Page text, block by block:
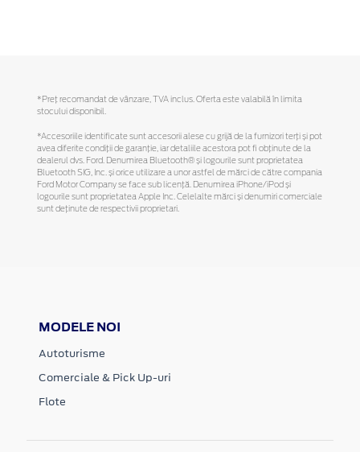
*Preţ recomandat de vânzare, TVA inclus. Oferta este valabilă în limita
stocului disponibil.
*Accesoriile identificate sunt accesorii alese cu grijă de la furnizori terți și pot
avea diferite condiții de garanție, iar detaliile acestora pot fi obținute de la
dealerul dvs. Ford. Denumirea Bluetooth® și logourile sunt proprietatea
Bluetooth SIG, Inc. și orice utilizare a unor astfel de mărci de către compania
Ford Motor Company se face sub licență. Denumirea iPhone/iPod și
logourile sunt proprietatea Apple Inc. Celelalte mărci și denumiri comerciale
sunt deținute de respectivii proprietari.
MODELE NOI
Autoturisme
Comerciale & Pick Up-uri
Flote